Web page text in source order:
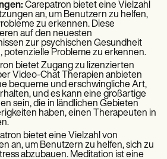
Carepatron bietet eine Vielzahl
an, um Benutzern zu helfen,
zu erkennen. Diese
auf den neuesten
zur psychischen Gesundheit
potenzielle Probleme zu erkennen.
bietet Zugang zu lizenzierten
Video-Chat Therapien anbieten
bequeme und erschwingliche Art,
und es kann eine großartige
sein, die in ländlichen Gebieten
haben, einen Therapeuten in
bietet eine Vielzahl von
an, um Benutzern zu helfen, sich zu
abzubauen. Meditation ist eine